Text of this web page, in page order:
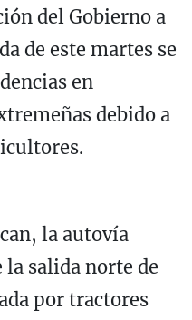
del Gobierno a
de este martes se
en
debido a
la autovía
salida norte de
por tractores